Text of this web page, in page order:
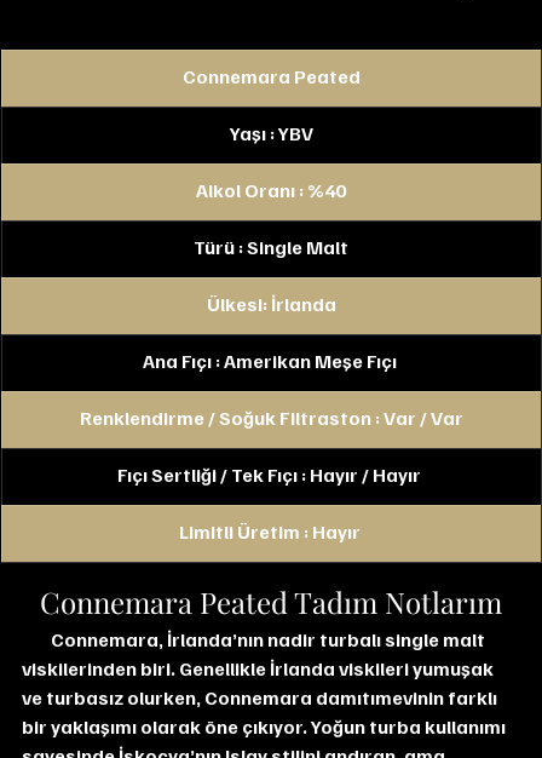
Connemara Peated
Yaşı : YBV
Alkol Oranı : %40
Türü : Single Malt
Ülkesi: İrlanda
Ana Fıçı : Amerikan Meşe Fıçı
Renklendirme / Soğuk Filtraston : Var / Var
Fıçı Sertliği / Tek Fıçı : Hayır / Hayır
Limitli Üretim : Hayır
Connemara Peated Tadım Notlarım
viskilerinden biri. Genellikle İrlanda viskileri yumuşak
ve turbasız olurken, Connemara damıtımevinin farklı
bir yaklaşımı olarak öne çıkıyor. Yoğun turba kullanımı